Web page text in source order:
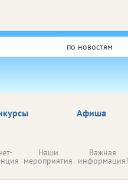
по новостям
Афиша
Наши
мероприятия
Важная
информация!